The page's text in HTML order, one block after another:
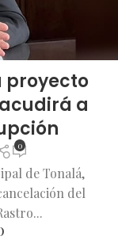
proyecto
a
0
de Tonalá,
del